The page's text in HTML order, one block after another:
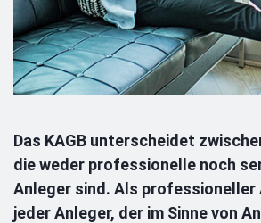
Das KAGB unterscheidet
die weder professionelle noch
Anleger sind. Als professioneller
jeder Anleger, der im Sinne von